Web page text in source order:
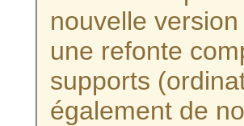
nouvelle version
une refonte
supports
également de